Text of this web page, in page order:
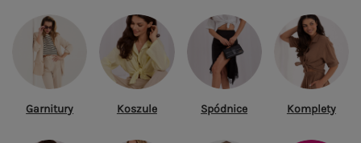
Garnitury Koszule Spódnice Komplety